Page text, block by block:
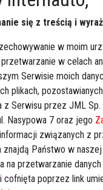
,zwierzęta
się z treścią i
w moim
w celach
Serwisie moich
plikach,
z Serwisu przez JML
Nasypowa 7 oraz jego
związanych z
znajdą Państwo w naszej
na przetwarzanie
cofnięta poprzez link